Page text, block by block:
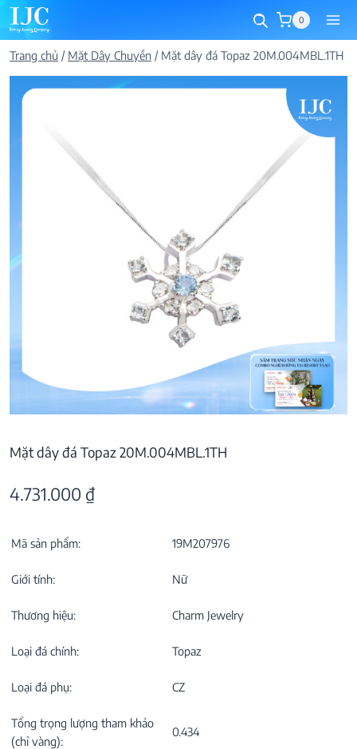
Skip
to
content
0
Trang chủ / Mặt Dây Chuyền / Mặt dây đá Topaz 20M.004MBL.1TH
Mặt dây đá Topaz 20M.004MBL.1TH
4.731.000 ₫
Mã sản phẩm: 19M207976
Giới tính: Nữ
Thương hiệu: Charm Jewelry
Loại đá chính: Topaz
Loại đá phụ: CZ
Tổng trọng lượng tham khảo
(chỉ vàng):
0.434